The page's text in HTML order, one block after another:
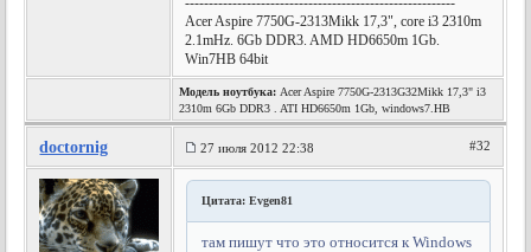
Acer Aspire 7750G-2313Mikk 17,3", core i3 2310m
2.1mHz. 6Gb DDR3. AMD HD6650m 1Gb.
Win7HB 64bit
Модель ноутбука: Acer Aspire 7750G-2313G32Mikk 17,3" i3
2310m 6Gb DDR3 . ATI HD6650m 1Gb, windows7.HB
doctornig 27 июля 2012 22:38 #32
Цитата: Evgen81
там пишут что это относится к Windows